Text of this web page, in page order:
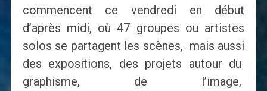
commencent ce vendredi en début
d’après midi, où 47 groupes ou artistes
solos se partagent les scènes, mais aussi
des expositions, des projets autour du
graphisme, de l’image,